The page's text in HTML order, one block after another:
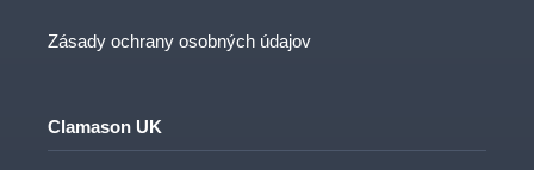
Zásady ochrany osobných údajov
Clamason UK